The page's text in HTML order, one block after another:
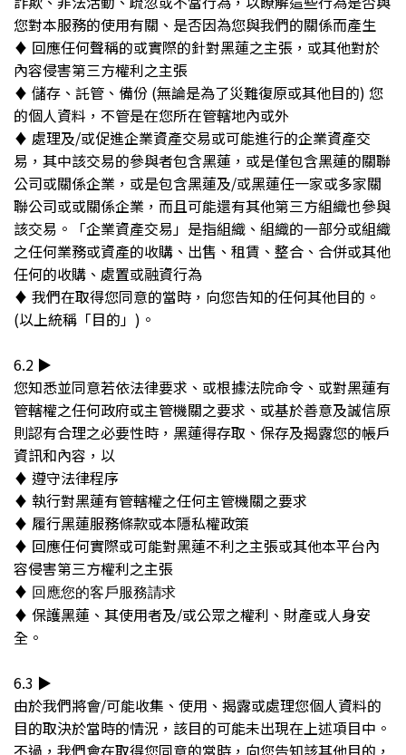
您對本服務的使用有關、是否因為您與我們的關係而產生
♦︎ 回應任何聲稱的或實際的針對黑蓮之主張，或其他對於
內容侵害第三方權利之主張
♦︎ 儲存、託管、備份 (無論是為了災難復原或其他目的) 您
的個人資料，不管是在您所在管轄地內或外
♦︎ 處理及/或促進企業資產交易或可能進行的企業資產交
易，其中該交易的參與者包含黑蓮，或是僅包含黑蓮的關聯
公司或關係企業，或是包含黑蓮及/或黑蓮任一家或多家關
聯公司或或關係企業，而且可能還有其他第三方組織也參與
該交易。「企業資產交易」是指組織、組織的一部分或組織
之任何業務或資產的收購、出售、租賃、整合、合併或其他
任何的收購、處置或融資行為
♦︎ 我們在取得您同意的當時，向您告知的任何其他目的。
(以上統稱「目的」)。
6.2 ▶︎
您知悉並同意若依法律要求、或根據法院命令、或對黑蓮有
管轄權之任何政府或主管機關之要求、或基於善意及誠信原
則認有合理之必要性時，黑蓮得存取、保存及揭露您的帳戶
資訊和內容，以
♦︎ 遵守法律程序
♦︎ 執行對黑蓮有管轄權之任何主管機關之要求
♦︎ 履行黑蓮服務條款或本隱私權政策
♦︎ 回應任何實際或可能對黑蓮不利之主張或其他本平台內
容侵害第三方權利之主張
♦︎ 回應您的客戶服務請求
♦︎ 保護黑蓮、其使用者及/或公眾之權利、財產或人身安
全。
6.3 ▶︎
由於我們將會/可能收集、使用、揭露或處理您個人資料的
目的取決於當時的情況，該目的可能未出現在上述項目中。
不過，我們會在取得您同意的當時，向您告知該其他目的，